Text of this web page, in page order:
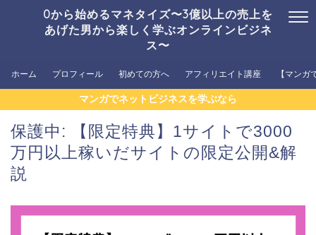
0から始めるマネタイズ〜3億以上の売上を
あげた男から楽しく学ぶオンラインビジネ
ス〜
ホーム プロフィール 初めての方へ アフィリエイト講座 【マン
マンガでネットビジネスを学ぶなら
保護中: 【限定特典】1サイトで3000
万円以上稼いだサイトの限定公開&解
説